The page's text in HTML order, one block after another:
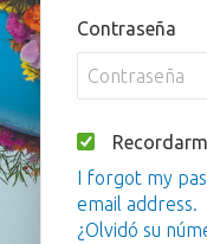
Contraseña
I forgot my
email address.
¿Olvidó su